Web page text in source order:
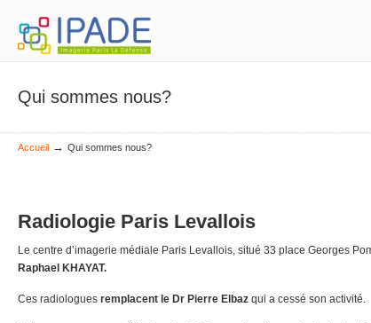
Qui sommes nous?
Accueil → Qui sommes nous?
Radiologie Paris Levallois
Le centre d’imagerie médiale Paris Levallois, situé 33 place Georges
Raphael KHAYAT.
Ces radiologues remplacent le Dr Pierre Elbaz qui a cessé son activité.